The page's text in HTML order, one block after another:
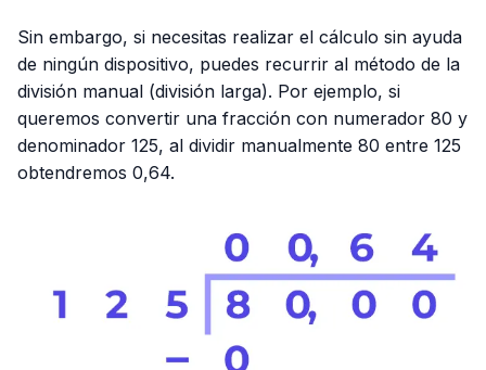
Sin embargo, si necesitas realizar el cálculo sin ayuda
de ningún dispositivo, puedes recurrir al método de la
división manual (división larga). Por ejemplo, si
queremos convertir una fracción con numerador 80 y
denominador 125, al dividir manualmente 80 entre 125
obtendremos 0,64.